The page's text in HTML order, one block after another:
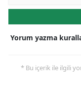
Yorum yazma
* Bu içerik ile ilgili